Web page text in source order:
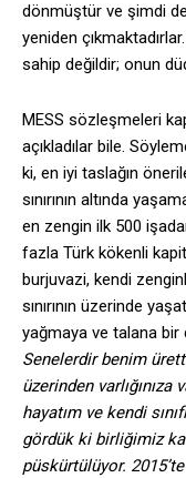
dönmüştür ve şimdi
yeniden
sahip değildir; onun
MESS sözleşmeleri
açıkladılar bile.
ki, en iyi taslağın
sınırının altında
en zengin ilk 500
fazla Türk kökenli
burjuvazi, kendi
sınırının üzerinde
yağmaya ve talana bir
Senelerdir benim
üzerinden varlığınıza
hayatım ve kendi
gördük ki birliğimiz
püskürtülüyor.